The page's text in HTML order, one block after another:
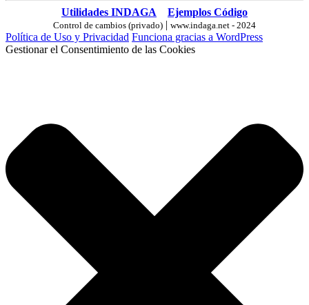
Utilidades INDAGA Ejemplos Código
Control de cambios (privado) | www.indaga.net - 2024
Política de Uso y Privacidad Funciona gracias a WordPress
Gestionar el Consentimiento de las Cookies